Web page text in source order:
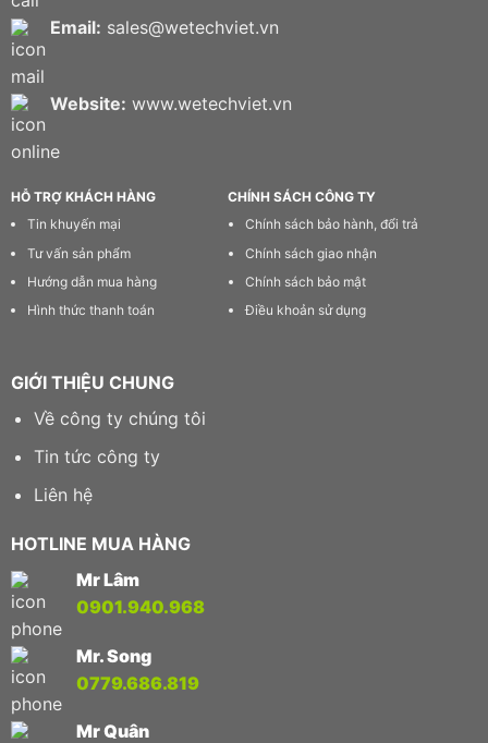
Email: sales@wetechviet.vn
Website: www.wetechviet.vn
HỖ TRỢ KHÁCH HÀNG
Tin khuyến mại
Tư vấn sản phẩm
Hướng dẫn mua hàng
Hình thức thanh toán
CHÍNH SÁCH CÔNG TY
Chính sách bảo hành, đổi trả
Chính sách giao nhận
Chính sách bảo mật
Điều khoản sử dụng
GIỚI THIỆU CHUNG
Về công ty chúng tôi
Tin tức công ty
Liên hệ
HOTLINE MUA HÀNG
Mr Lâm
0901.940.968
Mr. Song
0779.686.819
Mr Quân